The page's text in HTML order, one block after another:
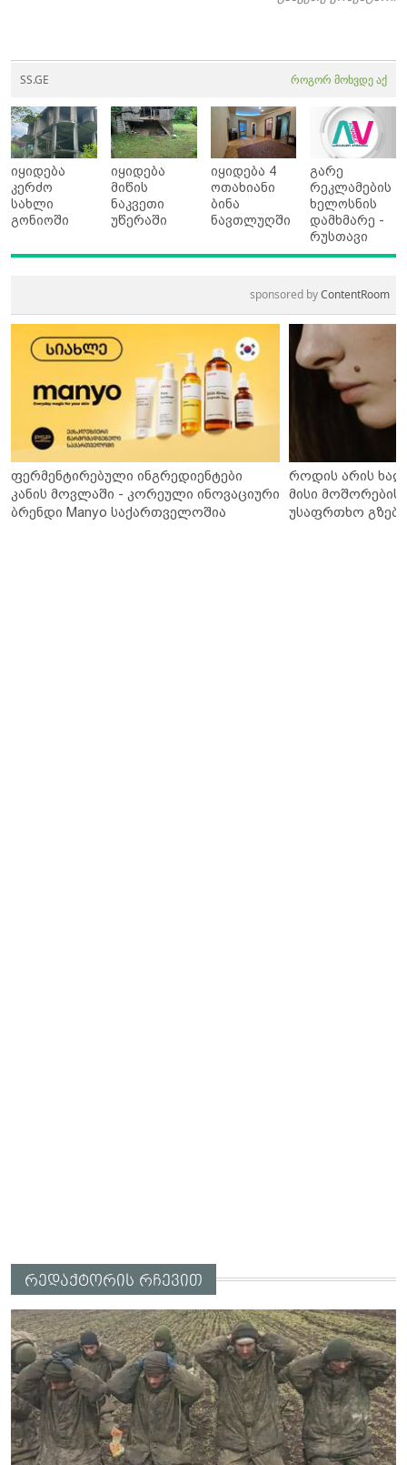
SS.GE როგორ მოხვდე აქ
იყიდება
კერძო
სახლი
გონიოში
იყიდება
მიწის
ნაკვეთი
უწერაში
იყიდება 4
ოთახიანი
ბინა
ნავთლუღში
გარე
რეკლამების
ხელოსნის
დამხმარე -
რუსთავი
sponsored byContentRoom
ფერმენტირებული ინგრედიენტები
კანის მოვლაში - კორეული ინოვაციური
ბრენდი Manyo საქართველოშია
როდის არის
მისი მოშორების
უსაფრთხო გზები
რედაქტორის რჩევით